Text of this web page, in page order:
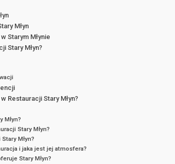
Młyn
Starym Młynie
Stary Młyn?
Restauracji Stary Młyn?
Młyn?
Stary Młyn?
Młyn?
i jaka jest jej atmosfera?
Stary Młyn?